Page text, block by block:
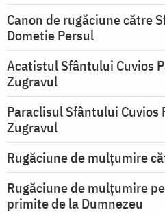
Canon de rugăciune către
Dometie Persul
Acatistul Sfântului Cuvios
Zugravul
Paraclisul Sfântului Cuvios
Zugravul
Rugăciune de mulţumire
Rugăciune de mulțumire
primite de la Dumnezeu